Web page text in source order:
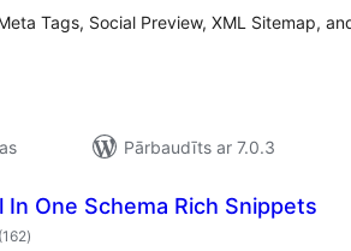
Tags, Social Preview, XML Sitemap,
Pārbaudīts ar 7.0.3
In One Schema Rich Snippets
(162vērtējumu
kopsumma
)